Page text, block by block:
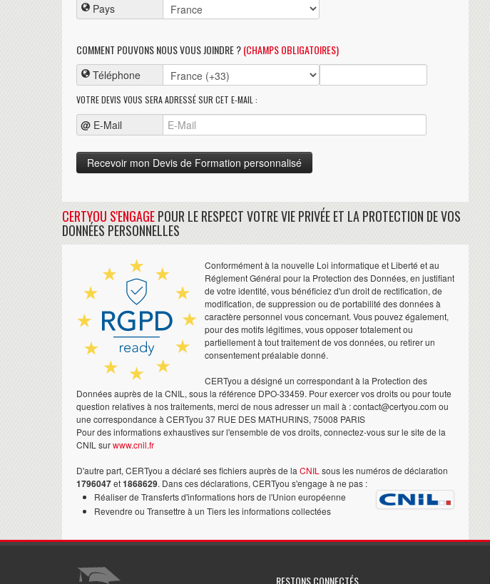
Pays
COMMENT POUVONS NOUS VOUS JOINDRE ?(CHAMPS OBLIGATOIRES)
Téléphone
VOTRE DEVIS VOUS SERA ADRESSÉ SUR CET E-MAIL :
@ E-Mail
CERTYOU S'ENGAGEPOUR LE RESPECT VOTRE VIE PRIVÉE ET LA PROTECTION DE VOS
DONNÉES PERSONNELLES
Conformément à la nouvelle Loi informatique et Liberté et au
Réglement Général pour la Protection des Données, en justifiant
de votre identité, vous bénéficiez d'un droit de rectification, de
modification, de suppression ou de portabilité des données à
caractère personnel vous concernant. Vous pouvez également,
pour des motifs légitimes, vous opposer totalement ou
partiellement à tout traitement de vos données, ou retirer un
consentement préalable donné.
CERTyou a désigné un correspondant à la Protection des
Données auprès de la CNIL, sous la référence DPO-33459. Pour exercer vos droits ou pour toute
question relatives à nos traitements, merci de nous adresser un mail à : contact@certyou.com ou
une correspondance à CERTyou 37 RUE DES MATHURINS, 75008 PARIS
Pour des informations exhaustives sur l'ensemble de vos droits, connectez-vous sur le site de la
CNIL surwww.cnil.fr
D'autre part, CERTyou a déclaré ses fichiers auprès de la CNIL sous les numéros de déclaration
1796047et1868629. Dans ces déclarations, CERTyou s'engage à ne pas :
Réaliser de Transferts d'informations hors de l'Union européenne
Revendre ou Transettre à un Tiers les informations collectées
RESTONS CONNECTÉS